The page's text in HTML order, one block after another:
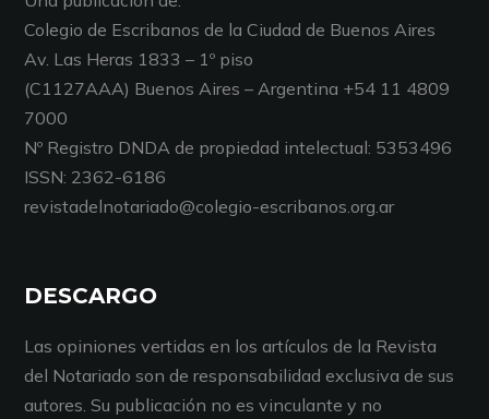
Colegio de Escribanos de la Ciudad de Buenos Aires
Av. Las Heras 1833 – 1º piso
(C1127AAA) Buenos Aires – Argentina +54 11 4809
7000
Nº Registro DNDA de propiedad intelectual: 5353496
ISSN: 2362-6186
revistadelnotariado@colegio-escribanos.org.ar
DESCARGO
Las opiniones vertidas en los artículos de la Revista
del Notariado son de responsabilidad exclusiva de sus
autores. Su publicación no es vinculante y no